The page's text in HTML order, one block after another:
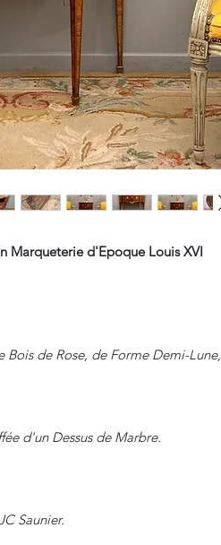
Marqueterie d'Epoque Louis XVI
de Rose, de Forme Demi-Lune,
d'un Dessus de Marbre.
Saunier.